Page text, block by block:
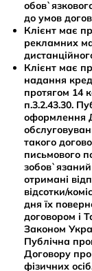
6. Для
"Файл без
електроний
7. Укладений
відкриття
наявності;
Перелік
рахунку по
років) доступні
до умов
Клієнт має
рекламних
Клієнт має
надання
протягом 14
п.3.2.43.30.
оформлення
такого
письмового
отримані
відсотки/
дня їх
договором і
Законом
Публічна
Договору
фізичних